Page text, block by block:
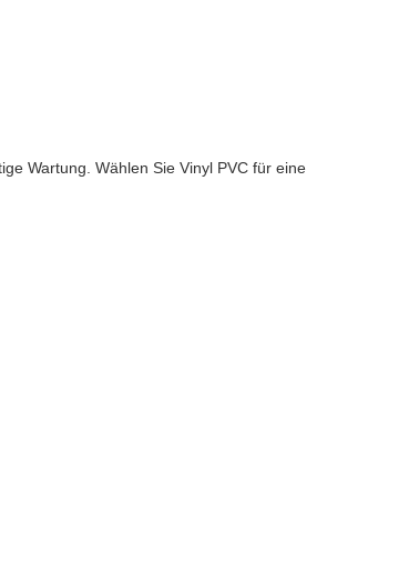
Wartung. Wählen Sie Vinyl PVC für eine